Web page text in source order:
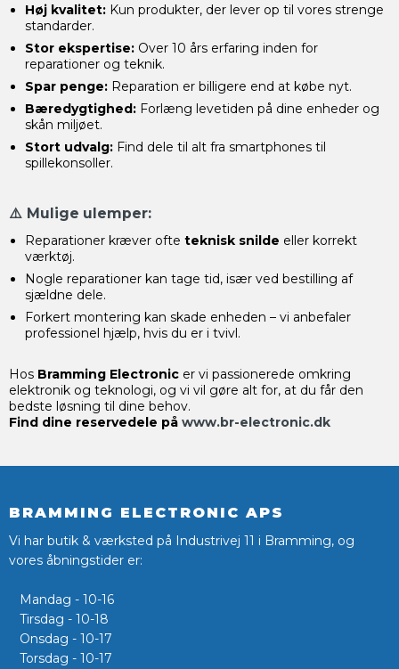
Høj kvalitet:Kun produkter, der lever op til vores strenge
standarder.
Stor ekspertise:Over 10 års erfaring inden for
reparationer og teknik.
Spar penge:Reparation er billigere end at købe nyt.
Bæredygtighed:Forlæng levetiden på dine enheder og
skån miljøet.
Stort udvalg:Find dele til alt fra smartphones til
spillekonsoller.
⚠️ Mulige ulemper:
Reparationer kræver ofte teknisk snilde eller korrekt
værktøj.
Nogle reparationer kan tage tid, især ved bestilling af
sjældne dele.
Forkert montering kan skade enheden – vi anbefaler
professionel hjælp, hvis du er i tvivl.
Hos Bramming Electronic er vi passionerede omkring
elektronik og teknologi, og vi vil gøre alt for, at du får den
bedste løsning til dine behov.
Find dine reservedele på www.br-electronic.dk
BRAMMING ELECTRONIC APS
Vi har butik & værksted på Industrivej 11 i Bramming, og
vores åbningstider er:
Mandag - 10-16
Tirsdag - 10-18
Onsdag - 10-17
Torsdag - 10-17